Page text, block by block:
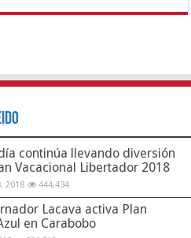
continúa llevando diversión
Vacacional Libertador 2018
2018 444,434
Lacava activa Plan
en Carabobo